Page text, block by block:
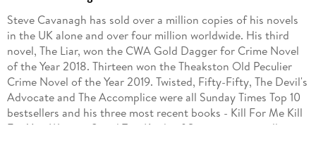
Steve Cavanagh has sold over a million copies of his novels
in the UK alone and over four million worldwide. His third
novel, The Liar, won the CWA Gold Dagger for Crime Novel
of the Year 2018. Thirteen won the Theakston Old Peculier
Crime Novel of the Year 2019. Twisted, Fifty-Fifty, The Devil's
Advocate and The Accomplice were all Sunday Times Top 10
bestsellers and his three most recent books - Kill For Me Kill
For You, Witness 8 and Two Kinds of Stranger - were all